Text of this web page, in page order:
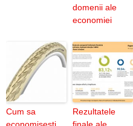
domenii ale
economiei
Cum sa
Rezultatele